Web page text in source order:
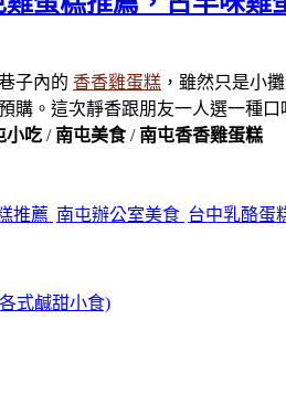
子內的 香香雞蛋糕 ，雖然只是小
購。這次靜香跟朋友一人選一種
小吃 / 南屯美食/ 南屯香香雞蛋糕
推薦 南屯辦公室美食 台中乳酪蛋
式鹹甜小食)